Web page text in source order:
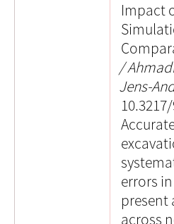
Impact
Jens-
errors
present
across